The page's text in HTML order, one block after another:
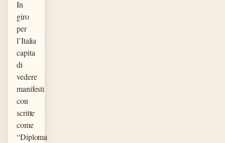
In
giro
per
l’Italia
capita
di
vedere
manifesti
con
scritte
come
“Diploma